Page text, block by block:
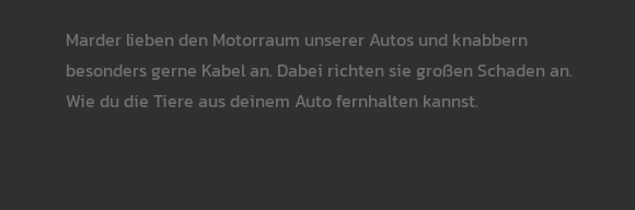
Marder lieben den Motorraum unserer Autos und knabbern
besonders gerne Kabel an. Dabei richten sie großen Schaden an.
Wie du die Tiere aus deinem Auto fernhalten kannst.